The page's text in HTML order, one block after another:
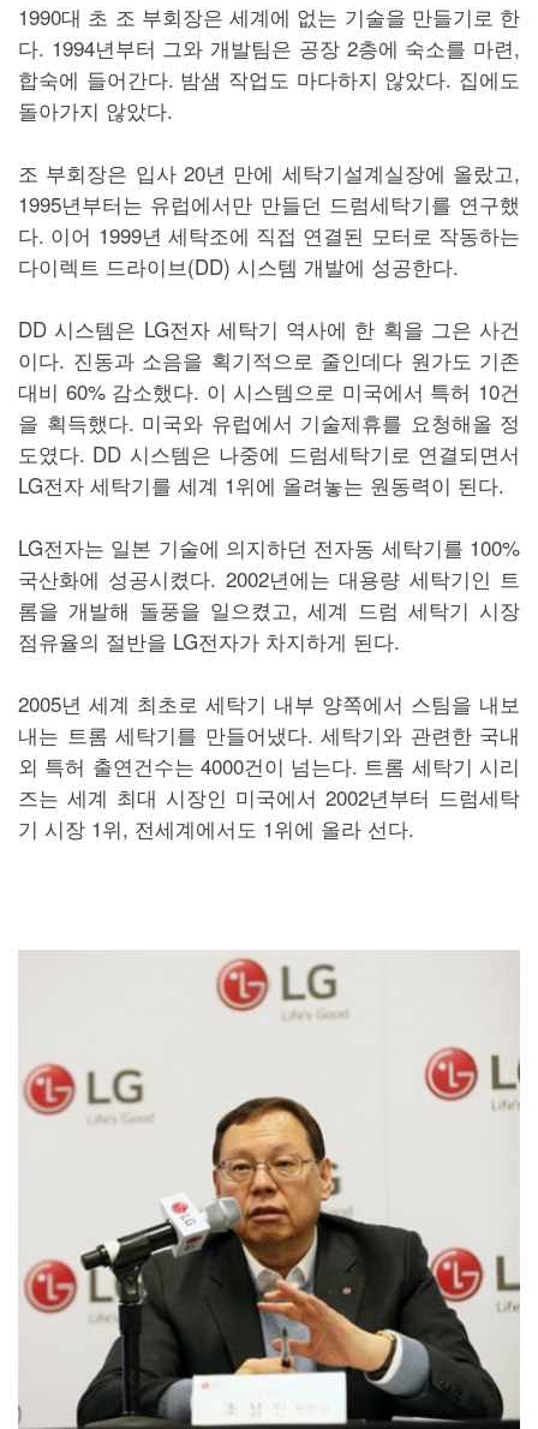
1990대 초 조 부회장은 세계에 없는 기술을 만들기로 한
다. 1994년부터 그와 개발팀은 공장 2층에 숙소를 마련,
합숙에 들어간다. 밤샘 작업도 마다하지 않았다. 집에도
돌아가지 않았다.
조 부회장은 입사 20년 만에 세탁기설계실장에 올랐고,
1995년부터는 유럽에서만 만들던 드럼세탁기를 연구했
다. 이어 1999년 세탁조에 직접 연결된 모터로 작동하는
다이렉트 드라이브(DD) 시스템 개발에 성공한다.
DD 시스템은 LG전자 세탁기 역사에 한 획을 그은 사건
이다. 진동과 소음을 획기적으로 줄인데다 원가도 기존
대비 60% 감소했다. 이 시스템으로 미국에서 특허 10건
을 획득했다. 미국와 유럽에서 기술제휴를 요청해올 정
도였다. DD 시스템은 나중에 드럼세탁기로 연결되면서
LG전자 세탁기를 세계 1위에 올려놓는 원동력이 된다.
LG전자는 일본 기술에 의지하던 전자동 세탁기를 100%
국산화에 성공시켰다. 2002년에는 대용량 세탁기인 트
롬을 개발해 돌풍을 일으켰고, 세계 드럼 세탁기 시장
점유율의 절반을 LG전자가 차지하게 된다.
2005년 세계 최초로 세탁기 내부 양쪽에서 스팀을 내보
내는 트롬 세탁기를 만들어냈다. 세탁기와 관련한 국내
외 특허 출연건수는 4000건이 넘는다. 트롬 세탁기 시리
즈는 세계 최대 시장인 미국에서 2002년부터 드럼세탁
기 시장 1위, 전세계에서도 1위에 올라 선다.